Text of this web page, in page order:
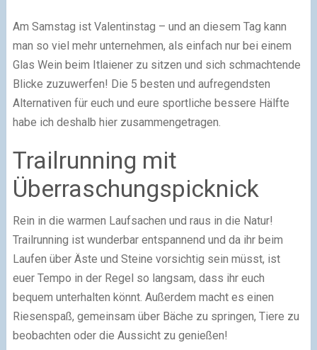
Am Samstag ist Valentinstag – und an diesem Tag kann
man so viel mehr unternehmen, als einfach nur bei einem
Glas Wein beim Itlaiener zu sitzen und sich schmachtende
Blicke zuzuwerfen! Die 5 besten und aufregendsten
Alternativen für euch und eure sportliche bessere Hälfte
habe ich deshalb hier zusammengetragen.
Trailrunning mit
Überraschungspicknick
Rein in die warmen Laufsachen und raus in die Natur!
Trailrunning ist wunderbar entspannend und da ihr beim
Laufen über Äste und Steine vorsichtig sein müsst, ist
euer Tempo in der Regel so langsam, dass ihr euch
bequem unterhalten könnt. Außerdem macht es einen
Riesenspaß, gemeinsam über Bäche zu springen, Tiere zu
beobachten oder die Aussicht zu genießen!